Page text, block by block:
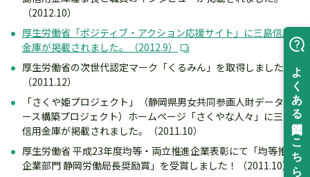
（2012.10）
厚生労働省「ポジティブ・アクション応援サイト」に三島信用
金庫が掲載されました。（2012.9）
厚生労働省の次世代認定マーク「くるみん」を取得しました。
（2011.12）
「さくや姫プロジェクト」（静岡県男女共同参画人財データベ
ース構築プロジェクト）ホームページ「さくやな人々」に三島
信用金庫が掲載されました。（2011.10）
厚生労働省 平成23年度均等・両立推進企業表彰にて「均等推進
企業部門 静岡労働局長奨励賞」を受賞しました！（2011.10）